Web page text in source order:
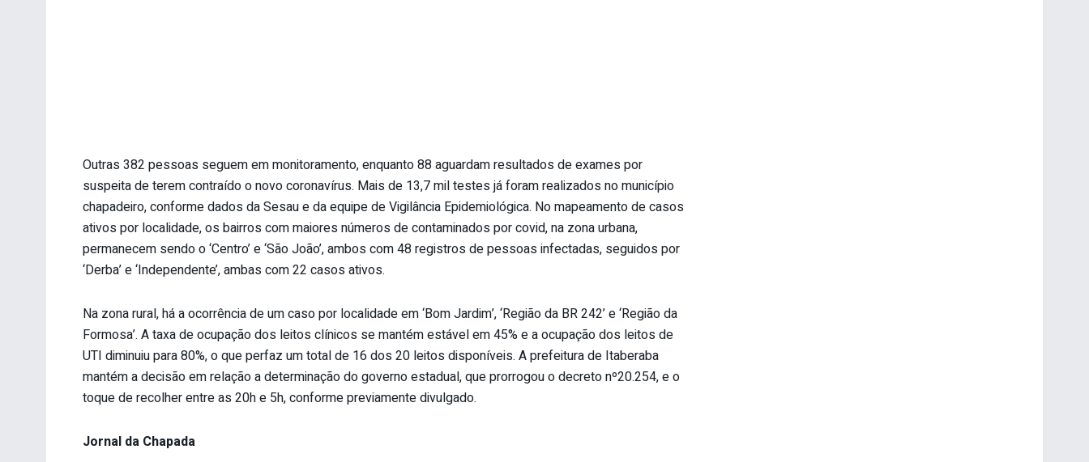
Outras 382 pessoas seguem em monitoramento, enquanto 88 aguardam resultados de exames por
suspeita de terem contraído o novo coronavírus. Mais de 13,7 mil testes já foram realizados no município
chapadeiro, conforme dados da Sesau e da equipe de Vigilância Epidemiológica. No mapeamento de casos
ativos por localidade, os bairros com maiores números de contaminados por covid, na zona urbana,
permanecem sendo o ‘Centro’ e ‘São João’, ambos com 48 registros de pessoas infectadas, seguidos por
‘Derba’ e ‘Independente’, ambas com 22 casos ativos.
Na zona rural, há a ocorrência de um caso por localidade em ‘Bom Jardim’, ‘Região da BR 242’ e ‘Região da
Formosa’. A taxa de ocupação dos leitos clínicos se mantém estável em 45% e a ocupação dos leitos de
UTI diminuiu para 80%, o que perfaz um total de 16 dos 20 leitos disponíveis. A prefeitura de Itaberaba
mantém a decisão em relação a determinação do governo estadual, que prorrogou o decreto nº20.254, e o
toque de recolher entre as 20h e 5h, conforme previamente divulgado.
Jornal da Chapada